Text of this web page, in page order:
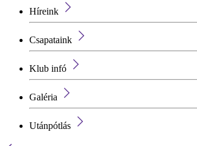
Híreink
Csapataink
Klub infó
Galéria
Utánpótlás